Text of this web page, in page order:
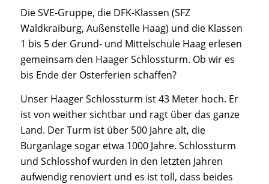
Die SVE-Gruppe, die DFK-Klassen (SFZ
Waldkraiburg, Außenstelle Haag) und die Klassen
1 bis 5 der Grund- und Mittelschule Haag erlesen
gemeinsam den Haager Schlossturm. Ob wir es
bis Ende der Osterferien schaffen?
Unser Haager Schlossturm ist 43 Meter hoch. Er
ist von weither sichtbar und ragt über das ganze
Land. Der Turm ist über 500 Jahre alt, die
Burganlage sogar etwa 1000 Jahre. Schlossturm
und Schlosshof wurden in den letzten Jahren
aufwendig renoviert und es ist toll, dass beides